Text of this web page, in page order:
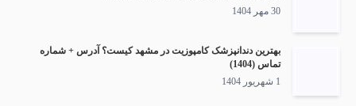
30 مهر 1404
بهترین دندانپزشک کامپوزیت در مشهد کیست؟ آدرس + شماره
تماس (1404)
1 شهریور 1404